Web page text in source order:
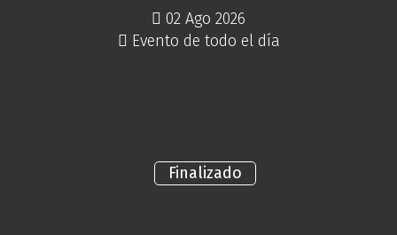
02 Ago 2026
Finalizado
Evento de todo el día